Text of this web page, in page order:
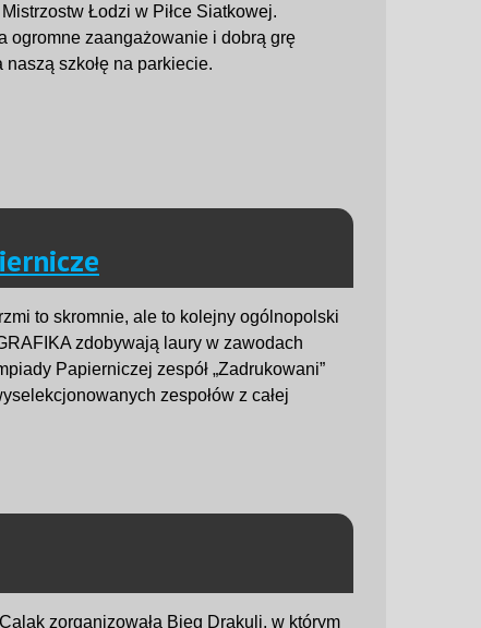
Łodzi w Piłce Siatkowej.
ogromne zaangażowanie i dobrą grę
naszą szkołę na parkiecie.
to skromnie, ale to kolejny ogólnopolski
zdobywają laury w zawodach
Papierniczej zespół „Zadrukowani”
zespołów z całej
zorganizowała Bieg Drakuli, w którym